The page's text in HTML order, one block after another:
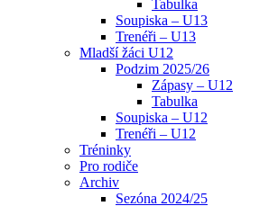
Tabulka
Soupiska – U13
Trenéři – U13
Mladší žáci U12
Podzim 2025/26
Zápasy – U12
Tabulka
Soupiska – U12
Trenéři – U12
Tréninky
Pro rodiče
Archiv
Sezóna 2024/25